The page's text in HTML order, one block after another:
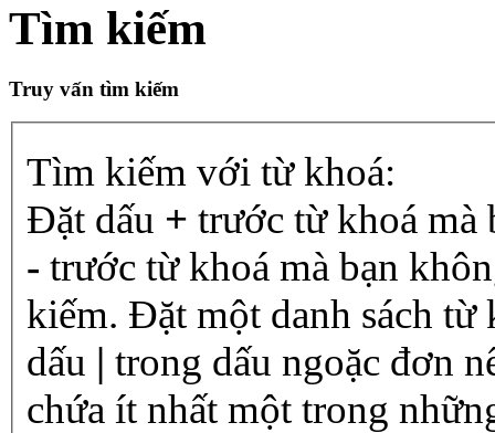
Tìm kiếm
Truy vấn tìm kiếm
Tìm kiếm với từ khoá:
Đặt dấu + trước từ khoá mà
- trước từ khoá mà bạn
kiếm. Đặt một danh sách từ
dấu | trong dấu ngoặc đơn
chứa ít nhất một trong